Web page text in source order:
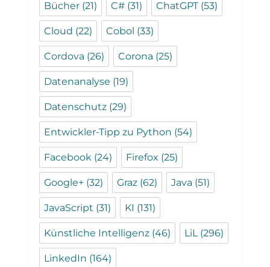
Bücher (21) C# (31) ChatGPT(53)
Cloud (22) Cobol (33)
Cordova (26) Corona (25)
Datenanalyse (19)
Datenschutz (29)
Entwickler-Tipp zu Python (54)
Facebook (24) Firefox (25)
Google+ (32) Graz (62) Java (51)
JavaScript (31) KI (131)
Künstliche Intelligenz (46) LiL(296)
LinkedIn (164)